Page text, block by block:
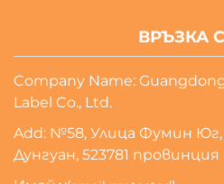
ВРЪЗКА
Company Name:
Label Co., Ltd.
Add: №58, Улица Фумин Юг,
Дунгуан, 523781